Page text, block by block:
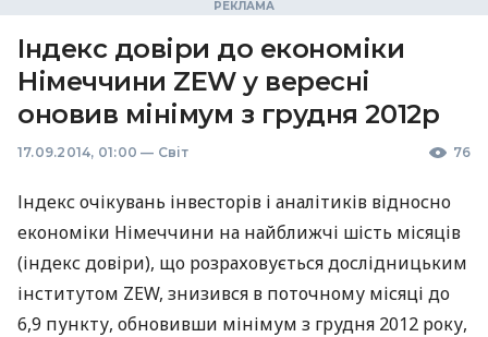
Індекс довіри до економіки
Німеччини ZEW у вересні
оновив мінімум з грудня 2012р
17.09.2014, 01:00 — Світ 76
Індекс очікувань інвесторів і аналітиків відносно
економіки Німеччини на найближчі шість місяців
(індекс довіри), що розраховується дослідницьким
інститутом ZEW, знизився в поточному місяці до
6,9 пункту, обновивши мінімум з грудня 2012 року,